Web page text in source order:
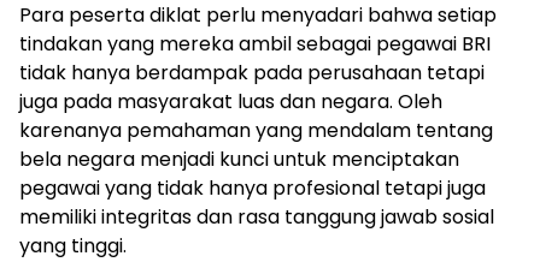
Para peserta diklat perlu menyadari bahwa setiap
tindakan yang mereka ambil sebagai pegawai BRI
tidak hanya berdampak pada perusahaan tetapi
juga pada masyarakat luas dan negara. Oleh
karenanya pemahaman yang mendalam tentang
bela negara menjadi kunci untuk menciptakan
pegawai yang tidak hanya profesional tetapi juga
memiliki integritas dan rasa tanggung jawab sosial
yang tinggi.